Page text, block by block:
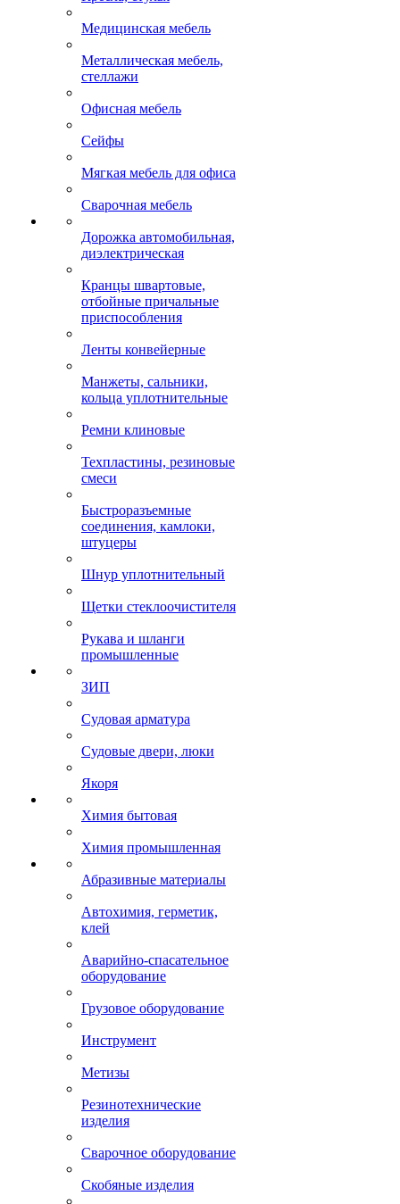
Медицинская мебель
Металлическая мебель,
стеллажи
Офисная мебель
Сейфы
Мягкая мебель для офиса
Сварочная мебель
Дорожка автомобильная,
диэлектрическая
Кранцы швартовые,
отбойные причальные
приспособления
Ленты конвейерные
Манжеты, сальники,
кольца уплотнительные
Ремни клиновые
Техпластины, резиновые
смеси
Быстроразъемные
соединения, камлоки,
штуцеры
Шнур уплотнительный
Щетки стеклоочистителя
Рукава и шланги
промышленные
ЗИП
Судовая арматура
Судовые двери, люки
Якоря
Химия бытовая
Химия промышленная
Абразивные материалы
Автохимия, герметик,
клей
Аварийно-спасательное
оборудование
Грузовое оборудование
Инструмент
Метизы
Резинотехнические
изделия
Сварочное оборудование
Скобяные изделия